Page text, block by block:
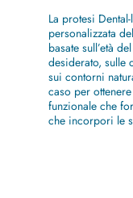
La protesi
personalizzata
basate sull’età
desiderato, sulle
sui contorni
caso per
funzionale che
che incorpori le